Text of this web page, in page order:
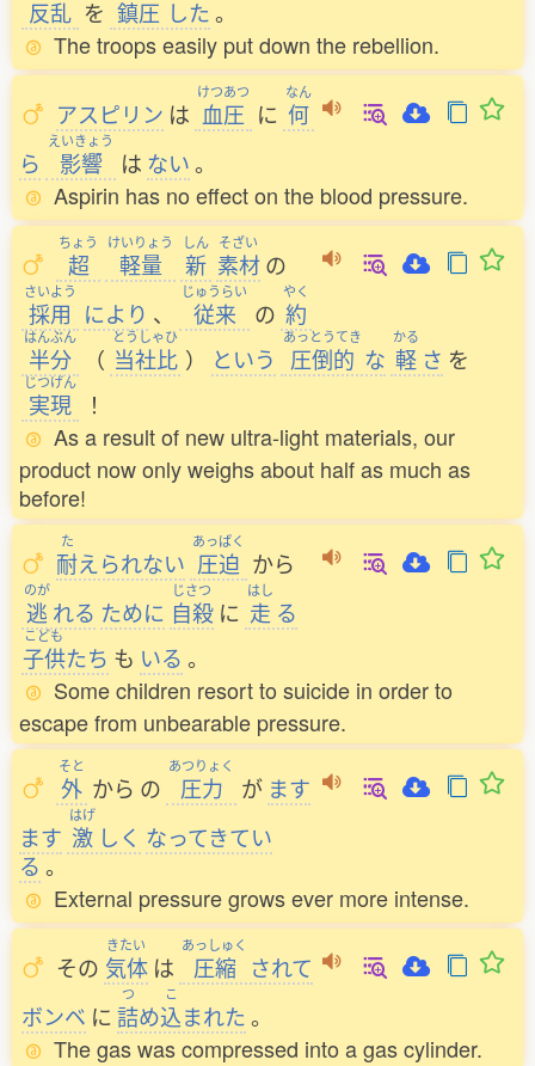
反乱 を 鎮圧 した。
The troops easily put down the rebellion.
アスピリン は
けつあつ
血圧 に
なん
何
ら
えいきょう
影響 は ない。
Aspirin has no effect on the blood pressure.
ちょう
超
けいりょう
軽量
しん
新
そざい
素材 の
さいよう
採用 により 、
じゅうらい
従来 の
やく
約
はんぶん
半分 （
とうしゃひ
当社比 ） という
あっとうてき
圧倒的 な
かる
軽 さ を
じつげん
実現
！
As a result of new ultra-light materials, our
product now only weighs about half as much as
before!
た
耐えられない
あっぱく
圧迫 から
のが
逃 れる ために
じさつ
自殺 に
はし
走 る
こども
子供たち も いる 。
Some children resort to suicide in order to
escape from unbearable pressure.
そと
外 から の
あつりょく
圧力 が ます
ます
はげ
激 しく なってきてい
る 。
External pressure grows ever more intense.
その
きたい
気体 は
あっしゅく
圧縮 されて
ボンベ に
つ
詰め
こ
込まれた。
The gas was compressed into a gas cylinder.